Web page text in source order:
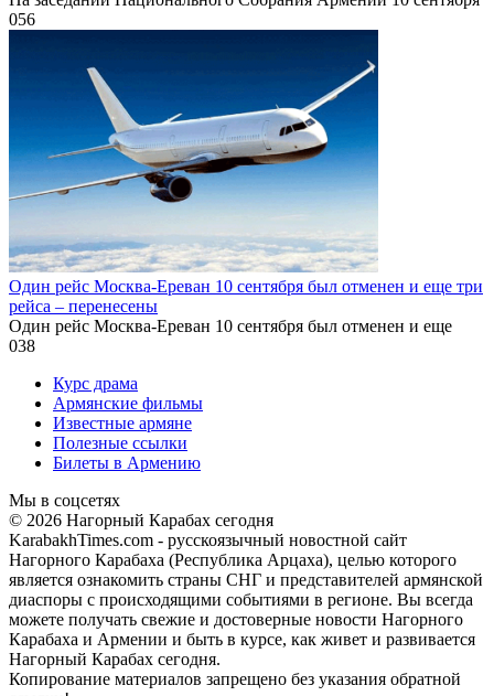
056
Один рейс Москва-Ереван 10 сентября был отменен и еще три
рейса – перенесены
Один рейс Москва-Ереван 10 сентября был отменен и еще
038
Курс драма
Армянские фильмы
Известные армяне
Полезные ссылки
Билеты в Армению
Мы в соцсетях
© 2026 Нагорный Карабах сегодня
KarabakhTimes.com - русскоязычный новостной сайт
Нагорного Карабаха (Республика Арцаха), целью которого
является ознакомить страны СНГ и представителей армянской
диаспоры с происходящими событиями в регионе. Вы всегда
можете получать свежие и достоверные новости Нагорного
Карабаха и Армении и быть в курсе, как живет и развивается
Нагорный Карабах сегодня.
Копирование материалов запрещено без указания обратной